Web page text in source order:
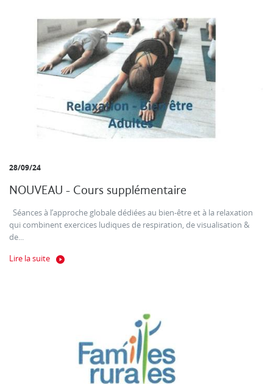
28/09/24
NOUVEAU - Cours supplémentaire
Séances à l’approche globale dédiées au bien-être et à la relaxation
qui combinent exercices ludiques de respiration, de visualisation &
de...
Lire la suite